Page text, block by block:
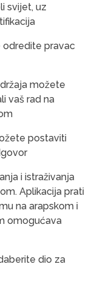
svijet, uz
odredite pravac
možete
vaš rad na
postaviti
i istraživanja
Aplikacija prati
na arapskom i
omogućava
dio za